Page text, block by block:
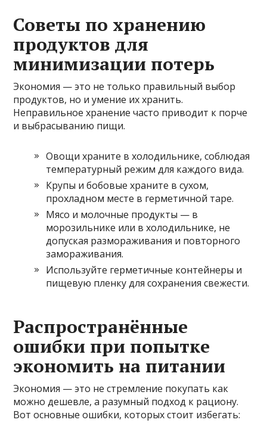
Советы по хранению
продуктов для
минимизации потерь
Экономия — это не только правильный выбор
продуктов, но и умение их хранить.
Неправильное хранение часто приводит к порче
и выбрасыванию пищи.
Овощи храните в холодильнике, соблюдая
температурный режим для каждого вида.
Крупы и бобовые храните в сухом,
прохладном месте в герметичной таре.
Мясо и молочные продукты — в
морозильнике или в холодильнике, не
допуская размораживания и повторного
замораживания.
Используйте герметичные контейнеры и
пищевую пленку для сохранения свежести.
Распространённые
ошибки при попытке
экономить на питании
Экономия — это не стремление покупать как
можно дешевле, а разумный подход к рациону.
Вот основные ошибки, которых стоит избегать: